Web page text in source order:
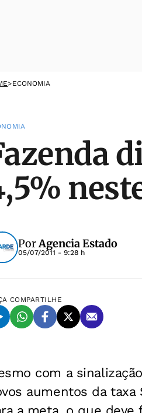
>ECONOMIA
PorAgencia Estado
05/07/2011 - 9:28 h
COMPARTILHE
com a
aumentos da